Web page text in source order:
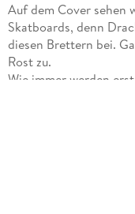
Auf dem Cover sehen
Skatboards, denn
diesen Brettern bei.
Rost zu.
Wie immer werden